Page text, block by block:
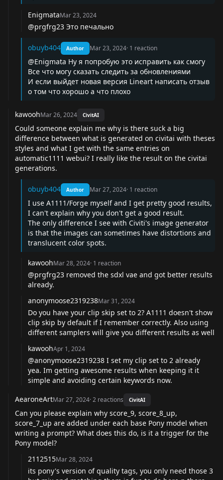
EnigmataMar 23, 2024
@prgfrg23 Это печально
obuyb404 Author Mar 23, 2024· 1 reaction
@Enigmata Ну я попробую это исправить как смогу
Все что могу сказать следить за обновлениями
И если выйдет новая версия Lineart написать отзыв
о том что хорошо а что плохо
kawoohMar 26, 2024 CivitAI
Could someone explain me why is there suck a big
difference between what is generated on civitai with theses
styles and what I get with the same entries on
automatic1111 webui? I really like the result on the civitai
generations.
obuyb404 Author Mar 27, 2024· 1 reaction
I use A1111/Forge myself and I get pretty good results,
I can't explain why you don't get a good result.
The only difference I see with Civiti's image generator
is that the images can sometimes have distortions and
translucent color spots.
kawoohMar 28, 2024· 1 reaction
@prgfrg23 removed the sdxl vae and got better results
already.
anonymoose2319238Mar 31, 2024
Do you have your clip skip set to 2? A1111 doesn't show
clip skip by default if I remember correctly. Also using
different samplers will give you different results as well
kawoohApr 1, 2024
@anonymoose2319238 I set my clip set to 2 already
yea. Im getting awesome results when keeping it it
simple and avoiding certain keywords now.
AearoneArtMar 27, 2024·2 reactions CivitAI
Can you please explain why score_9, score_8_up,
score_7_up are added under each base Pony model when
writing a prompt? What does this do, is it a trigger for the
Pony model?
2112515Mar 28, 2024
its pony's version of quality tags, you only need those 3